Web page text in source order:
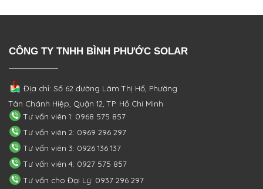
CÔNG TY TNHH BÌNH PHƯỚC SOLAR
Địa chỉ: Số 62 đường Lâm Thị Hố, Phường
Tân Chánh Hiệp, Quận 12, TP. Hồ Chí Minh
Tư vấn viên 1: 0968 575 857
Tư vấn viên 2: 0969 296 297
Tư vấn viên 3: 0926 136 137
Tư vấn viên 4: 0927 575 857
Tư vấn cho Đại Lý: 0937 296 297